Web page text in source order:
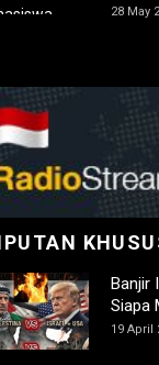
28 May
Banjir
Siapa
19 April